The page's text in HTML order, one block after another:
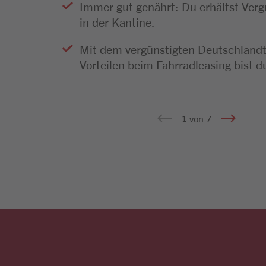
Immer gut genährt: Du erhältst
in der Kantine.
Mit dem vergünstigten
Vorteilen beim Fahrradleasing bist
Auszeitmodelle wie Sabbatical &
bei der Suche nach Betreuung und
Vorsorgeuntersuchungen
1 von 7